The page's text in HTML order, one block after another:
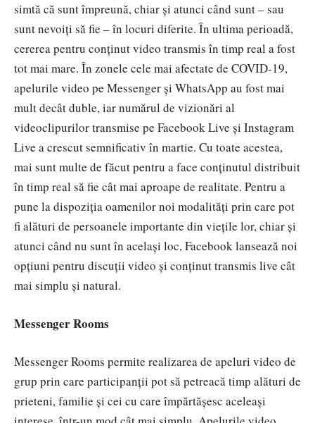
simtă că sunt împreună, chiar și atunci când sunt – sau
sunt nevoiți să fie – în locuri diferite. În ultima perioadă,
cererea pentru conținut video transmis în timp real a fost
tot mai mare. În zonele cele mai afectate de COVID-19,
apelurile video pe Messenger și WhatsApp au fost mai
mult decât duble, iar numărul de vizionări al
videoclipurilor transmise pe Facebook Live și Instagram
Live a crescut semnificativ în martie. Cu toate acestea,
mai sunt multe de făcut pentru a face conținutul distribuit
în timp real să fie cât mai aproape de realitate. Pentru a
pune la dispoziția oamenilor noi modalități prin care pot
fi alături de persoanele importante din viețile lor, chiar și
atunci când nu sunt în același loc, Facebook lansează noi
opțiuni pentru discuții video și conținut transmis live cât
mai simplu și natural.
Messenger Rooms
Messenger Rooms permite realizarea de apeluri video de
grup prin care participanții pot să petreacă timp alături de
prieteni, familie și cei cu care împărtășesc aceleași